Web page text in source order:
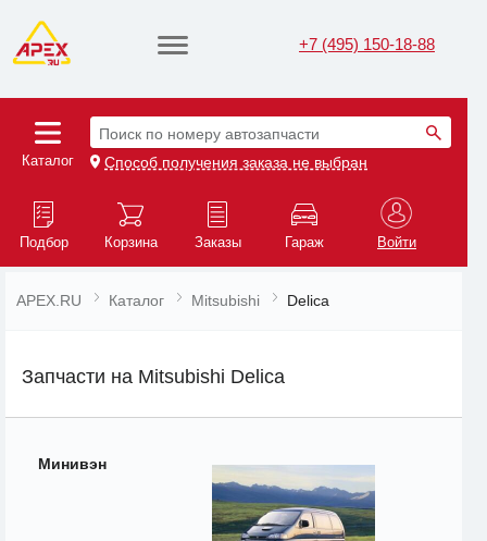
+7 (495) 150-18-88
Каталог
Поиск по номеру автозапчасти
Способ получения заказа не выбран
Подбор Корзина Заказы Гараж Войти
APEX.RU Каталог Mitsubishi Delica
Запчасти на Mitsubishi Delica
Минивэн